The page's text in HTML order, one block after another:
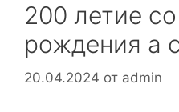
200 летие
рождения а
20.04.2024 от admin